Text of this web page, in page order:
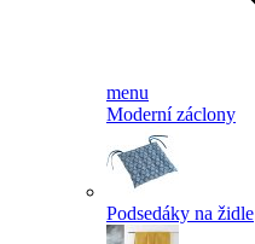
menu
Moderní záclony
Podsedáky na židle